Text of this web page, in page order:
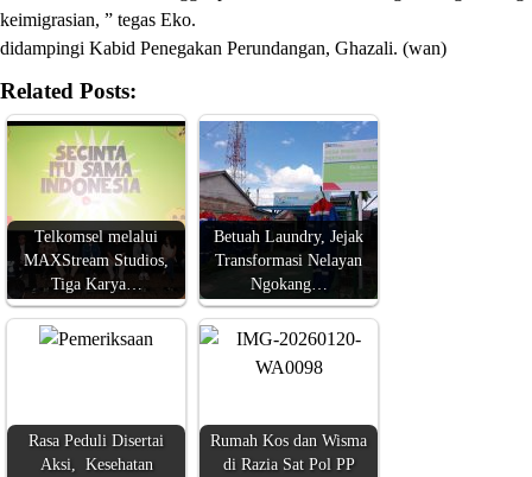
keimigrasian, ” tegas Eko.
didampingi Kabid Penegakan Perundangan, Ghazali. (wan)
Related Posts:
Telkomsel melalui
MAXStream Studios,
Tiga Karya…
Betuah Laundry, Jejak
Transformasi Nelayan
Ngokang…
Rasa Peduli Disertai
Aksi, Kesehatan
Rumah Kos dan Wisma
di Razia Sat Pol PP